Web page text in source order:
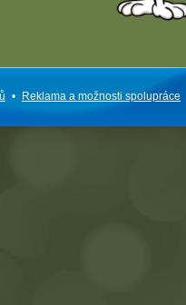
• Reklama a možnosti spolupráce